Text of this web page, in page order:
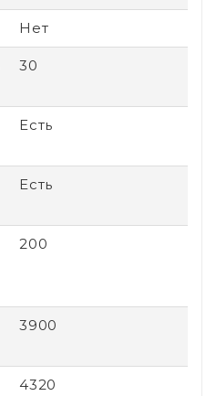
Нет
30
Есть
Есть
200
3900
4320